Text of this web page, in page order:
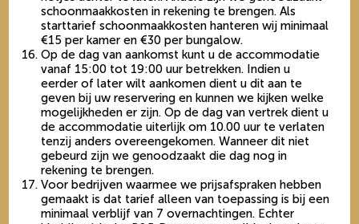
schoonmaakkosten in rekening te brengen. Als
starttarief schoonmaakkosten hanteren wij minimaal
€15 per kamer en €30 per bungalow.
Op de dag van aankomst kunt u de accommodatie
vanaf 15:00 tot 19:00 uur betrekken. Indien u
eerder of later wilt aankomen dient u dit aan te
geven bij uw reservering en kunnen we kijken welke
mogelijkheden er zijn. Op de dag van vertrek dient u
de accommodatie uiterlijk om 10.00 uur te verlaten
tenzij anders overeengekomen. Wanneer dit niet
gebeurd zijn we genoodzaakt die dag nog in
rekening te brengen.
Voor bedrijven waarmee we prijsafspraken hebben
gemaakt is dat tarief alleen van toepassing is bij een
minimaal verblijf van 7 overnachtingen. Echter